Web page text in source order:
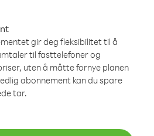
gir deg fleksibilitet til å
til fasttelefoner og
uten å måtte fornye planen
abonnement kan du spare
tar.